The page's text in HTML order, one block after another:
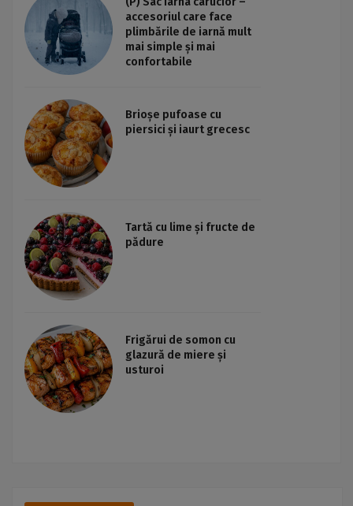
accesoriul care face
plimbările de iarnă mult
mai simple și mai
confortabile
Brioșe pufoase cu
piersici și iaurt grecesc
Tartă cu lime și fructe de
pădure
Frigărui de somon cu
glazură de miere și
usturoi